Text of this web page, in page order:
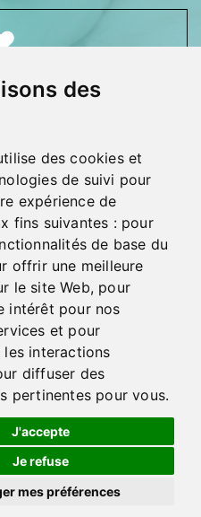
des
des cookies et
de suivi pour
expérience de
fins suivantes : pour
de base du
offrir une meilleure
le site Web, pour
intérêt pour nos
et pour
les interactions
diffuser des
pertinentes pour vous.
J'accepte
Je refuse
mes préférences
une différence
fondations en
participant aux
POLICY PRIVACY POLICY
ACKNOWLEDGMENTS
Laval, 2026